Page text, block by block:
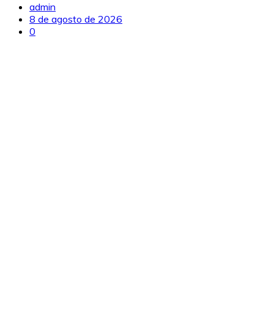
admin
8 de agosto de 2026
0